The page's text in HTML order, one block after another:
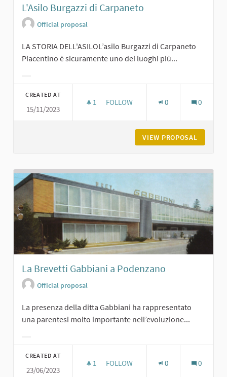
L'Asilo Burgazzi di Carpaneto
Official proposal
LA STORIA DELL'ASILOL’asilo Burgazzi di Carpaneto
Piacentino è sicuramente uno dei luoghi più...
CREATED AT
15/11/2023
1 1 FOLLOWER
FOLLOW 0 0
VIEW PROPOSAL
La Brevetti Gabbiani a Podenzano
Official proposal
La presenza della ditta Gabbiani ha rappresentato
una parentesi molto importante nell’evoluzione...
CREATED AT
23/06/2023
1 1 FOLLOWER
FOLLOW 0 0